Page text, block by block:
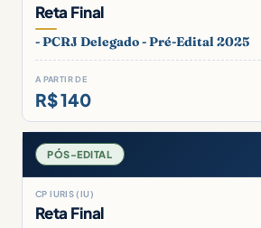
Reta Final
- PCRJ Delegado - Pré-Edital 2025
A PARTIR DE
R$ 140
PÓS-EDITAL
CP IURIS (IU)
Reta Final